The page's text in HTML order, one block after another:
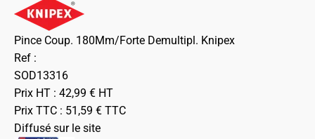
Pince Coup. 180Mm/Forte Demultipl. Knipex
Ref :
SOD13316
Prix HT : 42,99 € HT
Prix TTC : 51,59 € TTC
Diffusé sur le site